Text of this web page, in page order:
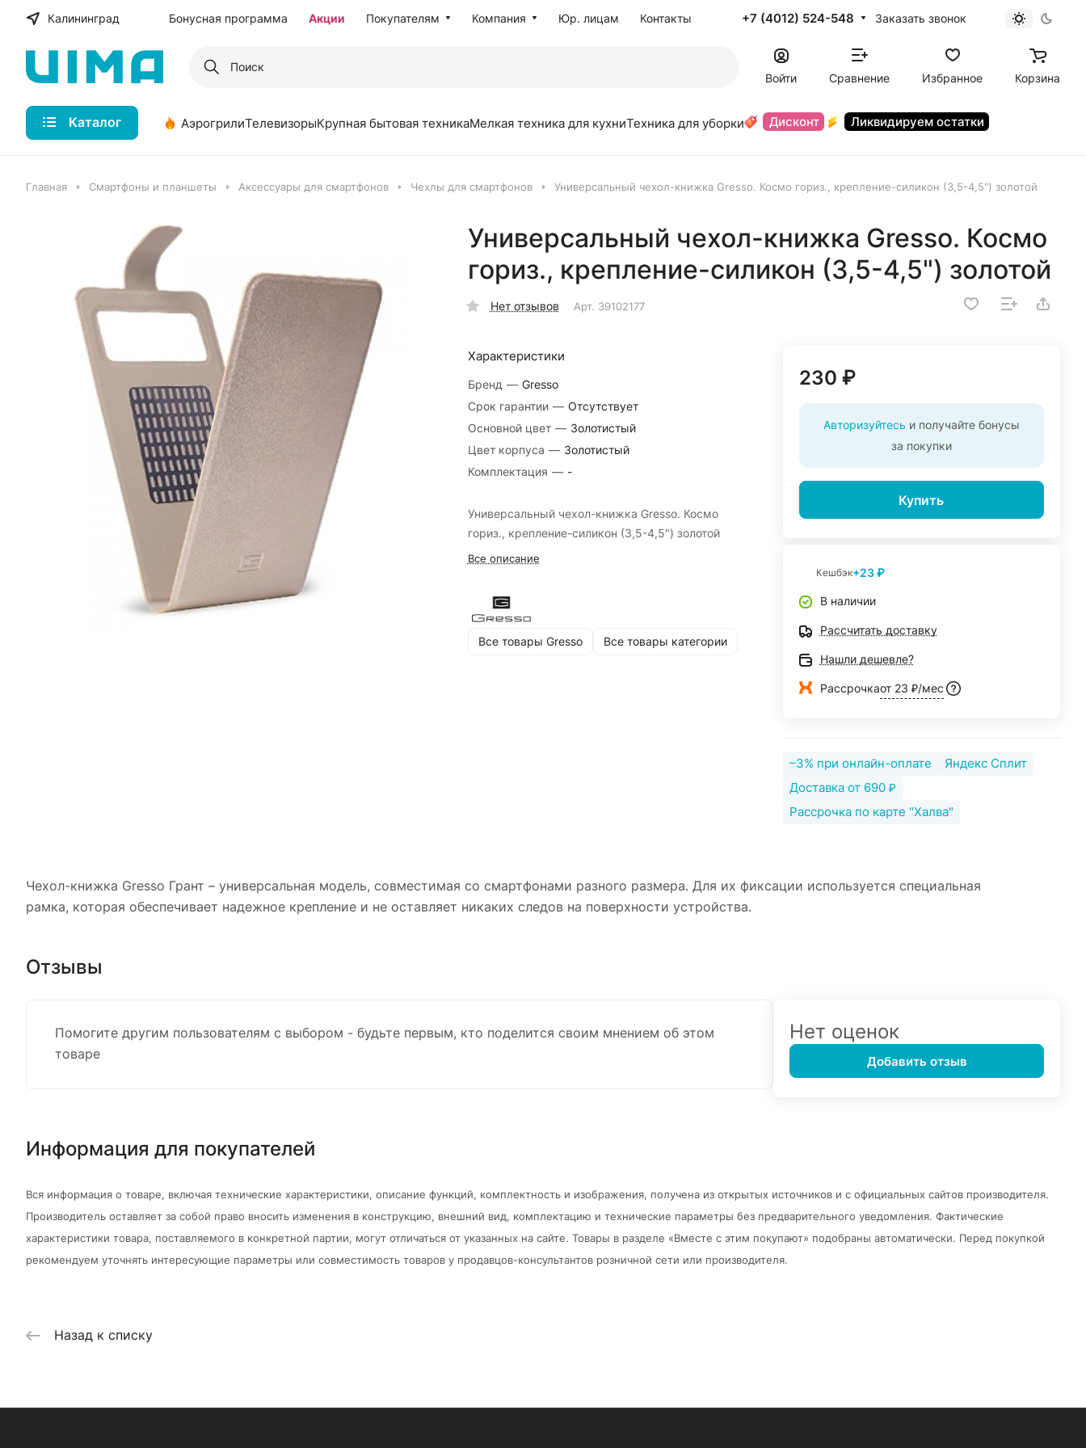
Калининград Бонусная программа Акции Покупателям Компания Юр. лицам Контакты +7 (4012) 524-548 Заказать звонок
Войти Сравнение Избранное Корзина
Каталог АэрогрилиТелевизорыКрупная бытовая техникаМелкая техника для кухниТехника для уборки Дисконт Ликвидируем остатки
Главная Смартфоны и планшеты Аксессуары для смартфонов Чехлы для смартфонов Универсальный чехол-книжка Gresso. Космо гориз., крепление-силикон (3,5-4,5") золотой
Универсальный чехол-книжка Gresso. Космо
гориз., крепление-силикон (3,5-4,5") золотой
Нет отзывов Арт. 39102177
Характеристики
Бренд — Gresso
Срок гарантии — Отсутствует
Основной цвет — Золотистый
Цвет корпуса — Золотистый
Комплектация — -
Универсальный чехол-книжка Gresso. Космо
гориз., крепление-силикон (3,5-4,5") золотой
Все описание
Все товары Gresso Все товары категории
230 ₽
Авторизуйтесь и получайте бонусы
за покупки
Купить
Кешбэк+23 ₽
В наличии
Рассчитать доставку
Нашли дешевле?
Рассрочкаот 23 ₽/мес
–3% при онлайн-оплате
Яндекс Сплит
Доставка от 690 ₽
Рассрочка по карте "Халва"
Чехол-книжка Gresso Грант – универсальная модель, совместимая со смартфонами разного размера. Для их фиксации используется специальная
рамка, которая обеспечивает надежное крепление и не оставляет никаких следов на поверхности устройства.
Отзывы
Помогите другим пользователям с выбором - будьте первым, кто поделится своим мнением об этом
товаре
Нет оценок
Добавить отзыв
Информация для покупателей
Вся информация о товаре, включая технические характеристики, описание функций, комплектность и изображения, получена из открытых источников и с официальных сайтов производителя.
Производитель оставляет за собой право вносить изменения в конструкцию, внешний вид, комплектацию и технические параметры без предварительного уведомления. Фактические
характеристики товара, поставляемого в конкретной партии, могут отличаться от указанных на сайте. Товары в разделе «Вместе с этим покупают» подобраны автоматически. Перед покупкой
рекомендуем уточнять интересующие параметры или совместимость товаров у продавцов-консультантов розничной сети или производителя.
Назад к списку